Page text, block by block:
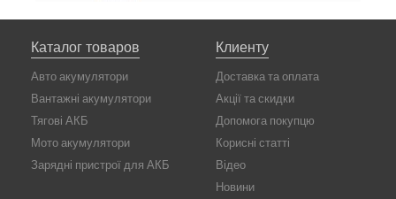
Каталог товаров
Авто акумулятори
Вантажні акумулятори
Тягові АКБ
Мото акумулятори
Зарядні пристрої для АКБ
Клиенту
Доставка та оплата
Акції та скидки
Допомога покупцю
Корисні статті
Відео
Новини